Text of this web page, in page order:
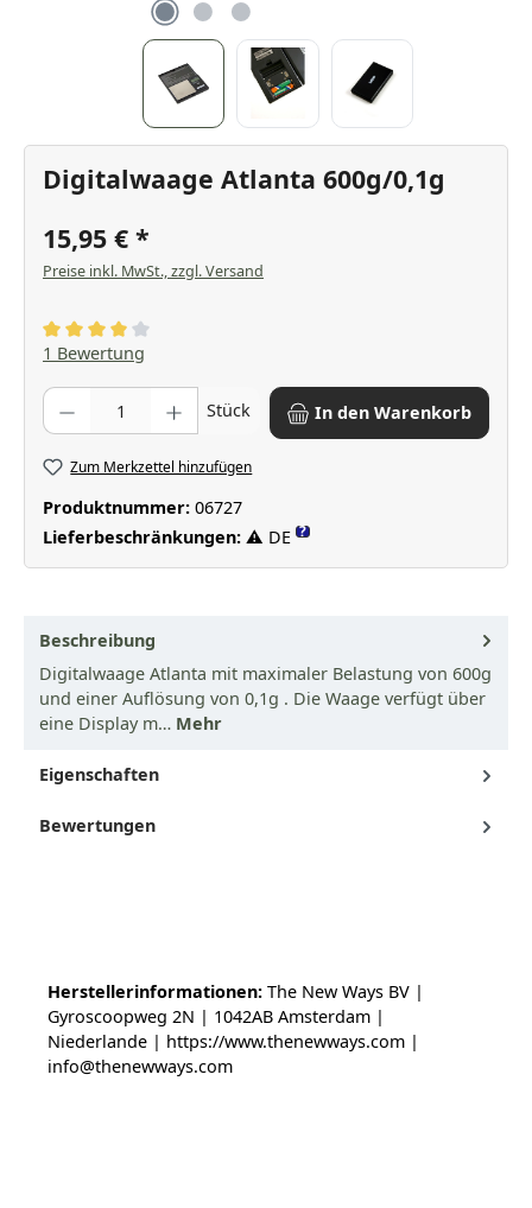
Digitalwaage Atlanta 600g/0,1g
15,95 €
Preise inkl. MwSt., zzgl. Versand
Durchschnittliche Bewertung von 4 von 5 Sternen
1 Bewertung
Produkt Anzahl: Gib den gewünschten Wert ein oder benutze die
Stück In den Warenkorb
Zum Merkzettel hinzufügen
Produktnummer: 06727
Lieferbeschränkungen: ⚠ DE ?
Beschreibung
Digitalwaage Atlanta mit maximaler Belastung von 600g
und einer Auflösung von 0,1g . Die Waage verfügt über
eine Display m… Mehr
Eigenschaften
Bewertungen
Herstellerinformationen: The New Ways BV |
Gyroscoopweg 2N | 1042AB Amsterdam |
Niederlande | https://www.thenewways.com |
info@thenewways.com